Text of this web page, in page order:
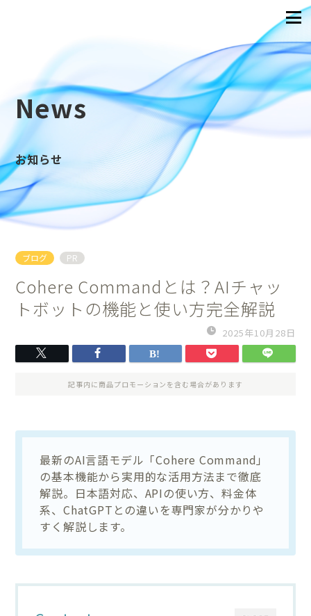
News
お知らせ
ブログ PR
Cohere Commandとは？AIチャッ
トボットの機能と使い方完全解説
2025年10月28日
記事内に商品プロモーションを含む場合があります
最新のAI言語モデル「Cohere Command」
の基本機能から実用的な活用方法まで徹底
解説。日本語対応、APIの使い方、料金体
系、ChatGPTとの違いを専門家が分かりや
すく解説します。